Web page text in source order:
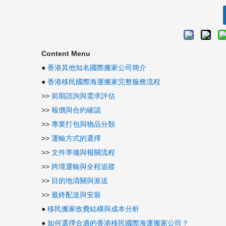
Content Menu
● 香港其他知名國際搬家公司簡介
● 香港移民國際海運搬家完整服務流程
>> 前期諮詢與需求評估
>> 報價與合約確認
>> 專業打包與物品分類
>> 運輸方式的選擇
>> 文件準備與報關流程
>> 跨境運輸與全程追蹤
>> 目的地清關與派送
>> 最終配送與安裝
● 移民搬家收費結構與成本分析
● 如何選擇合適的香港移民國際海運搬家公司？